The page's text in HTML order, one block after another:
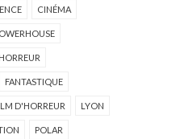
CINÉMA
HORREUR
FANTASTIQUE
D'HORREUR LYON
POLAR